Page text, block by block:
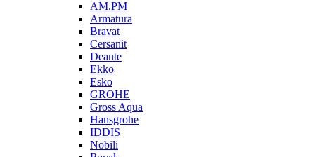
AM.PM
Armatura
Bravat
Cersanit
Deante
Ekko
Esko
GROHE
Gross Aqua
Hansgrohe
IDDIS
Nobili